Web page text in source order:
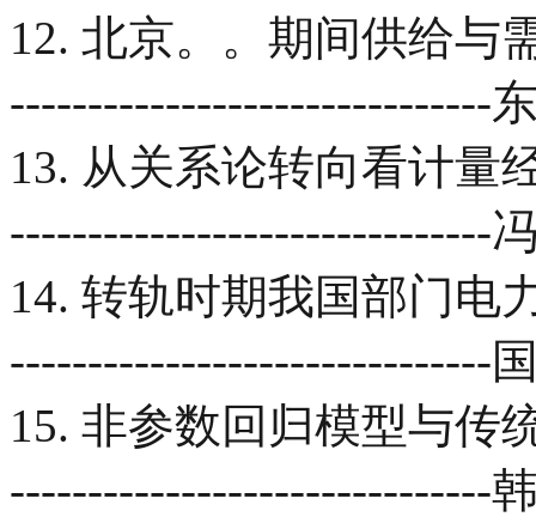
12. 北京。。期间供给与
-------------------------------
13. 从关系论转向看计量
-------------------------------
14. 转轨时期我国部门电
-------------------------------
15. 非参数回归模型与传
-------------------------------